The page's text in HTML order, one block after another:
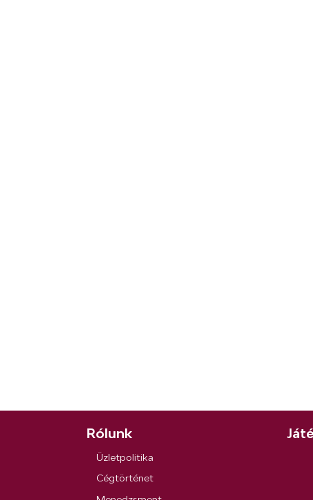
Rólunk
Üzletpolitika
Cégtörténet